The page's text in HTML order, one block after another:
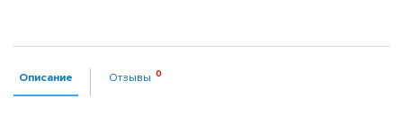
Описание Отзывы